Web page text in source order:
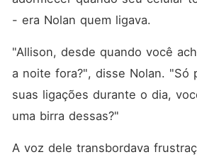
- era Nolan quem ligava.
"Allison, desde quando você
a noite fora?", disse Nolan. "Só
suas ligações durante o dia,
uma birra dessas?"
A voz dele transbordava